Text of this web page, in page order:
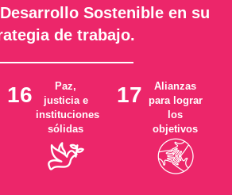
Sostenible en su
de trabajo.
16
Paz,
justicia e
instituciones
sólidas
17
Alianzas
para lograr
los
objetivos